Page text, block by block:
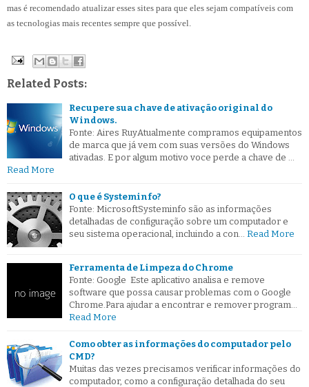
mas é recomendado atualizar esses sites para que eles sejam compatíveis com
as tecnologias mais recentes sempre que possível.
Related Posts:
Recupere sua chave de ativação original do
Windows.
Fonte: Aires RuyAtualmente compramos equipamentos
de marca que já vem com suas versões do Windows
ativadas. E por algum motivo voce perde a chave de …
Read More
O que é Systeminfo?
Fonte: MicrosoftSysteminfo são as informações
detalhadas de configuração sobre um computador e
seu sistema operacional, incluindo a con…
Read More
Ferramenta de Limpeza do Chrome
Fonte: Google Este aplicativo analisa e remove
software que possa causar problemas com o Google
Chrome.Para ajudar a encontrar e remover program…
Read More
Como obter as informações do computador pelo
CMD?
Muitas das vezes precisamos verificar informações do
computador, como a configuração detalhada do seu